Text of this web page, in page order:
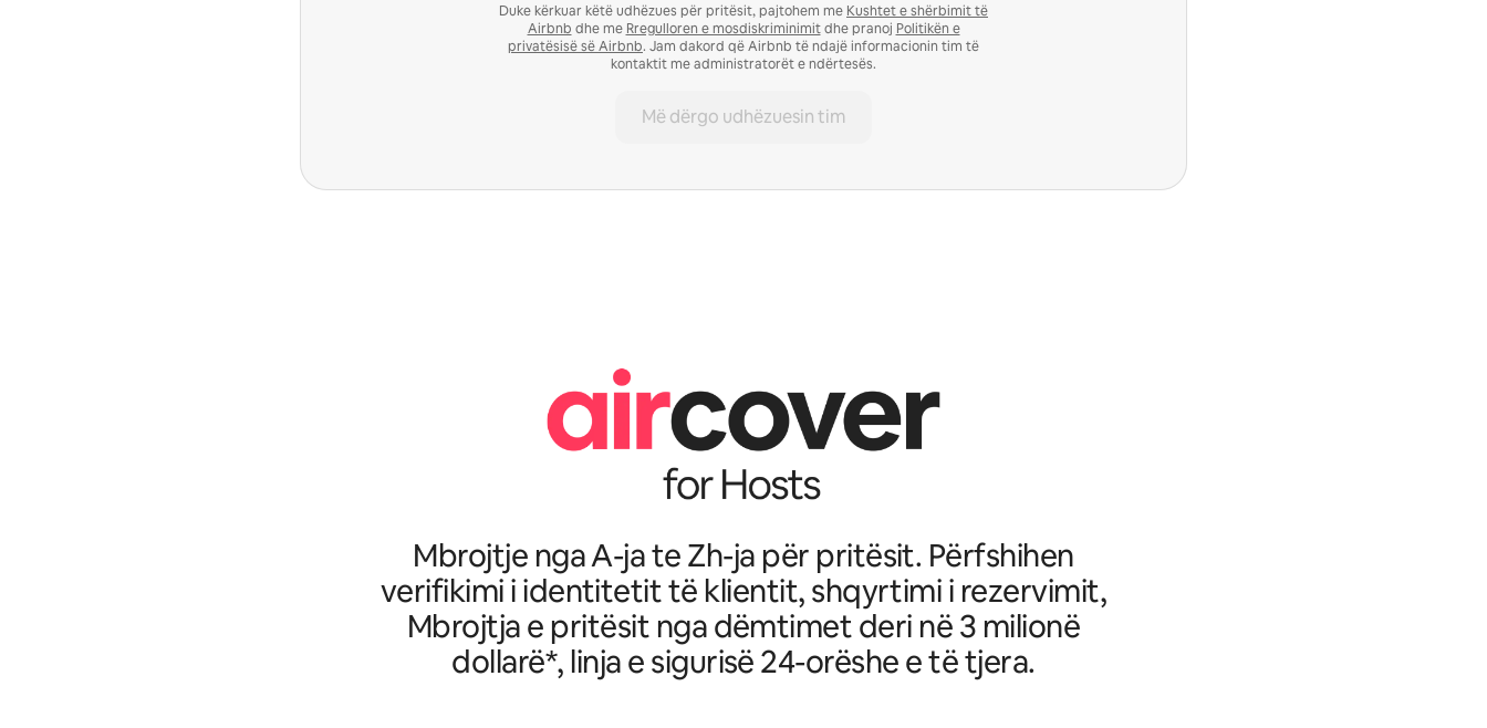
Duke kërkuar këtë udhëzues për pritësit, pajtohem me Kushtet e shërbimit të
Airbnb dhe me Rregulloren e mosdiskriminimitdhe pranoj Politikën e
privatësisë së Airbnb. Jam dakord që Airbnb të ndajë informacionin tim të
kontaktit me administratorët e ndërtesës.
Më dërgo udhëzuesin tim
Mbrojtje nga A-ja te Zh-ja për pritësit. Përfshihen
verifikimi i identitetit të klientit, shqyrtimi i rezervimit,
Mbrojtja e pritësit nga dëmtimet deri në 3 milionë
dollarë*, linja e sigurisë 24-orëshe e të tjera.